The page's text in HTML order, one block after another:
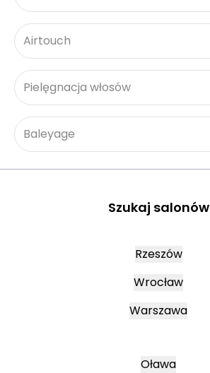
Airtouch
Pielęgnacja włosów
Baleyage
Szukaj salonów
Rzeszów
Wrocław
Warszawa
Oława